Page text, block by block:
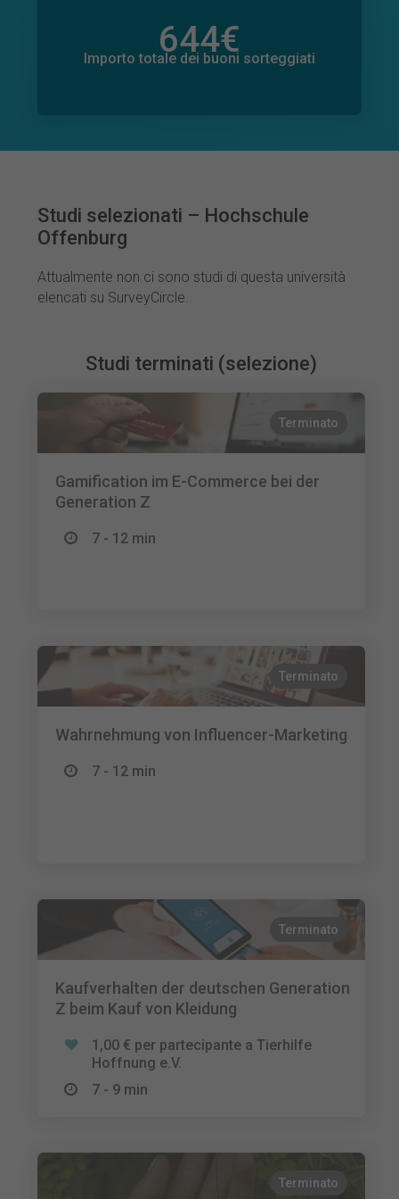
644€
Importo totale dei buoni sorteggiati
77€
Importo totale delle donazioni promesse
Studi selezionati – Hochschule
Offenburg
Attualmente non ci sono studi di questa università
elencati su SurveyCircle.
Studi terminati (selezione)
Terminato
Gamification im E-Commerce bei der
Generation Z
7 - 12 min
Terminato
Wahrnehmung von Influencer-Marketing
7 - 12 min
Terminato
Kaufverhalten der deutschen Generation
Z beim Kauf von Kleidung
1,00 € per partecipante a Tierhilfe
Hoffnung e.V.
7 - 9 min
Terminato